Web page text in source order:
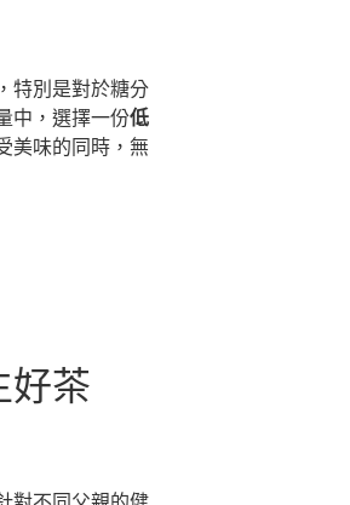
特別是對於糖分
中，選擇一份低
美味的同時，無
好茶